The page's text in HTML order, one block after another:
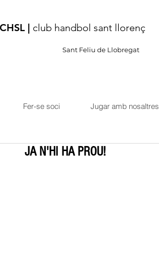
CHSL | club handbol sant llorenç
Sant Feliu de Llobregat
Fer-se soci Jugar amb nosaltres
JA N'HI HA PROU!